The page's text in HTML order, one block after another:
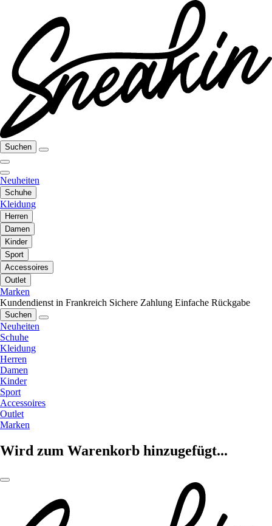
Suchen
Neuheiten
Schuhe
Kleidung
Herren
Damen
Kinder
Sport
Accessoires
Outlet
Marken
Kundendienst in Frankreich Sichere Zahlung Einfache Rückgabe
Suchen
Neuheiten
Schuhe
Kleidung
Herren
Damen
Kinder
Sport
Accessoires
Outlet
Marken
Wird zum Warenkorb hinzugefügt...